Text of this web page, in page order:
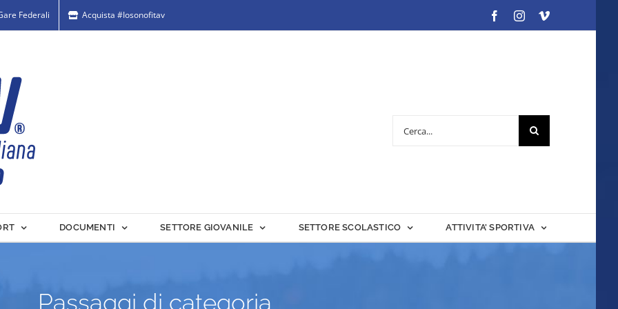
Federali Acquista #Iosonofitav FacebookInstagramVimeo
DOCUMENTI SETTORE GIOVANILE SETTORE SCOLASTICO ATTIVITA’ SPORTIVA
Passaggi di categoria